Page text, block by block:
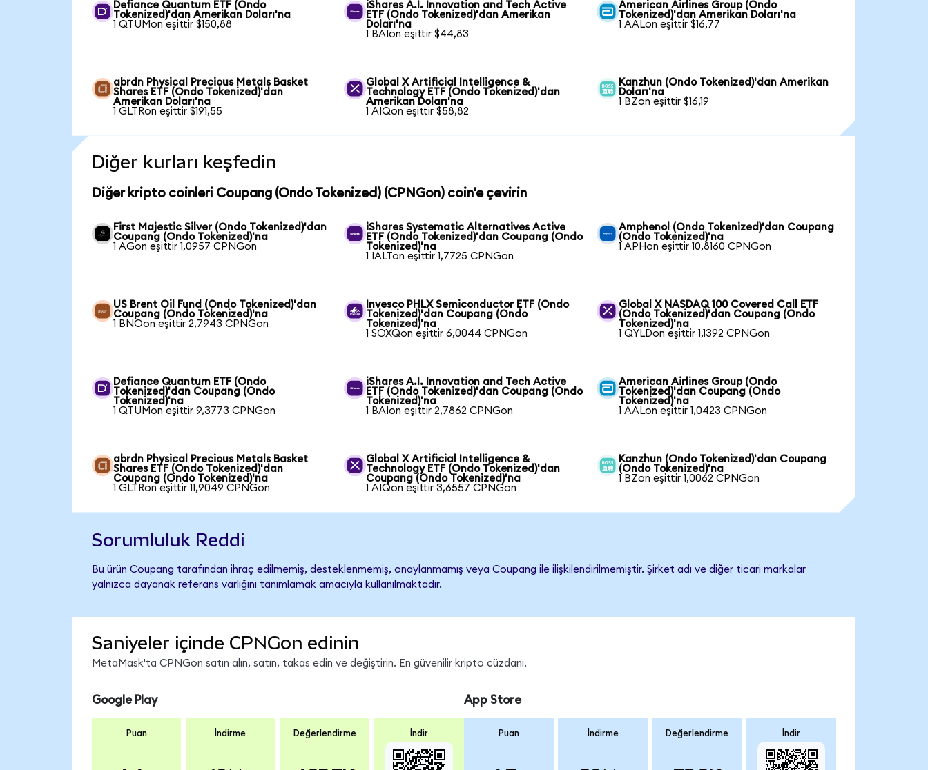
Defiance Quantum ETF (Ondo
Tokenized)'dan Amerikan Doları'na
1 QTUMon eşittir $150,88
iShares A.I. Innovation and Tech Active
ETF (Ondo Tokenized)'dan Amerikan
Doları'na
1 BAIon eşittir $44,83
American Airlines Group (Ondo
Tokenized)'dan Amerikan Doları'na
1 AALon eşittir $16,77
abrdn Physical Precious Metals Basket
Shares ETF (Ondo Tokenized)'dan
Amerikan Doları'na
1 GLTRon eşittir $191,55
Global X Artificial Intelligence &
Technology ETF (Ondo Tokenized)'dan
Amerikan Doları'na
1 AIQon eşittir $58,82
Kanzhun (Ondo Tokenized)'dan Amerikan
Doları'na
1 BZon eşittir $16,19
Diğer kurları keşfedin
Diğer kripto coinleri Coupang (Ondo Tokenized) (CPNGon) coin'e çevirin
First Majestic Silver (Ondo Tokenized)'dan
Coupang (Ondo Tokenized)'na
1 AGon eşittir 1,0957 CPNGon
iShares Systematic Alternatives Active
ETF (Ondo Tokenized)'dan Coupang (Ondo
Tokenized)'na
1 IALTon eşittir 1,7725 CPNGon
Amphenol (Ondo Tokenized)'dan Coupang
(Ondo Tokenized)'na
1 APHon eşittir 10,8160 CPNGon
US Brent Oil Fund (Ondo Tokenized)'dan
Coupang (Ondo Tokenized)'na
1 BNOon eşittir 2,7943 CPNGon
Invesco PHLX Semiconductor ETF (Ondo
Tokenized)'dan Coupang (Ondo
Tokenized)'na
1 SOXQon eşittir 6,0044 CPNGon
Global X NASDAQ 100 Covered Call ETF
(Ondo Tokenized)'dan Coupang (Ondo
Tokenized)'na
1 QYLDon eşittir 1,1392 CPNGon
Defiance Quantum ETF (Ondo
Tokenized)'dan Coupang (Ondo
Tokenized)'na
1 QTUMon eşittir 9,3773 CPNGon
iShares A.I. Innovation and Tech Active
ETF (Ondo Tokenized)'dan Coupang (Ondo
Tokenized)'na
1 BAIon eşittir 2,7862 CPNGon
American Airlines Group (Ondo
Tokenized)'dan Coupang (Ondo
Tokenized)'na
1 AALon eşittir 1,0423 CPNGon
abrdn Physical Precious Metals Basket
Shares ETF (Ondo Tokenized)'dan
Coupang (Ondo Tokenized)'na
1 GLTRon eşittir 11,9049 CPNGon
Global X Artificial Intelligence &
Technology ETF (Ondo Tokenized)'dan
Coupang (Ondo Tokenized)'na
1 AIQon eşittir 3,6557 CPNGon
Kanzhun (Ondo Tokenized)'dan Coupang
(Ondo Tokenized)'na
1 BZon eşittir 1,0062 CPNGon
Sorumluluk Reddi
Bu ürün Coupang tarafından ihraç edilmemiş, desteklenmemiş, onaylanmamış veya Coupang ile ilişkilendirilmemiştir. Şirket adı ve diğer ticari markalar
yalnızca dayanak referans varlığını tanımlamak amacıyla kullanılmaktadır.
Saniyeler içinde CPNGon edinin
MetaMask'ta CPNGon satın alın, satın, takas edin ve değiştirin. En güvenilir kripto cüzdanı.
Google Play
Puan İndirme Değerlendirme İndir
App Store
Puan İndirme Değerlendirme İndir